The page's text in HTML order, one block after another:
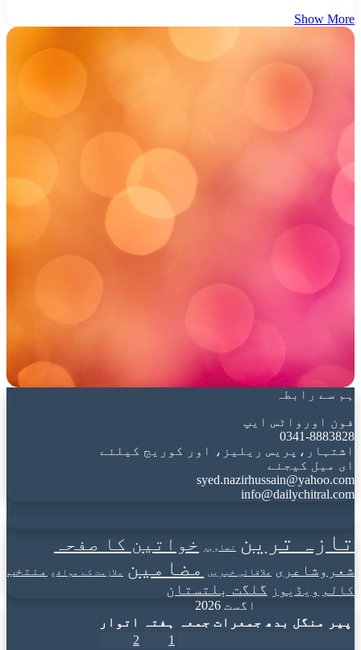
Show More
ہم سے رابطہ
فون اورواٹس ایپ
0341-8883828
اشتہار،پریس ریلیز، اور کوریج کیلئے
ای میل کیجئے
syed.nazirhussain@yahoo.com
info@dailychitral.com
تازہ ترین تصاویر خواتین کا صفحہ
شعروشاعری علاقائی خبریں مضامین ملازمت کے مواقع
منتخب
کالم ویڈیوز گلگت بلتستان
اگست 2026
پیر
منگل بدھ جمعرات جمعہ ہفتہ
اتوار
1
2